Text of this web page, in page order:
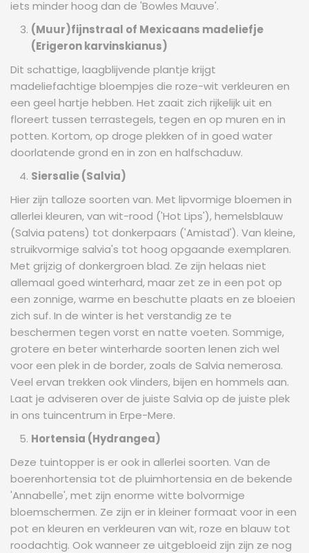
iets minder hoog dan de 'Bowles Mauve'.
(Muur)fijnstraal of Mexicaans madeliefje
(Erigeron karvinskianus)
Dit schattige, laagblijvende plantje krijgt
madeliefachtige bloempjes die roze-wit verkleuren en
een geel hartje hebben. Het zaait zich rijkelijk uit en
floreert tussen terrastegels, tegen en op muren en in
potten. Kortom, op droge plekken of in goed water
doorlatende grond en in zon en halfschaduw.
Siersalie (Salvia)
Hier zijn talloze soorten van. Met lipvormige bloemen in
allerlei kleuren, van wit-rood ('Hot Lips'), hemelsblauw
(Salvia patens) tot donkerpaars ('Amistad'). Van kleine,
struikvormige salvia's tot hoog opgaande exemplaren.
Met grijzig of donkergroen blad. Ze zijn helaas niet
allemaal goed winterhard, maar zet ze in een pot op
een zonnige, warme en beschutte plaats en ze bloeien
zich suf. In de winter is het verstandig ze te
beschermen tegen vorst en natte voeten. Sommige,
grotere en beter winterharde soorten lenen zich wel
voor een plek in de border, zoals de Salvia nemerosa.
Veel ervan trekken ook vlinders, bijen en hommels aan.
Laat je adviseren over de juiste Salvia op de juiste plek
in ons tuincentrum in Erpe-Mere.
Hortensia (Hydrangea)
Deze tuintopper is er ook in allerlei soorten. Van de
boerenhortensia tot de pluimhortensia en de bekende
'Annabelle', met zijn enorme witte bolvormige
bloemschermen. Ze zijn er in kleiner formaat voor in een
pot en kleuren en verkleuren van wit, roze en blauw tot
roodachtig. Ook wanneer ze uitgebloeid zijn zijn ze nog